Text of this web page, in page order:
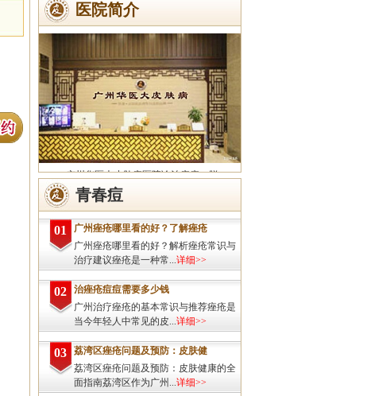
医院简介
广州华医大皮肤病医院诊治痤疮、脱
发、灰指甲、荨麻疹、湿疹、皮炎、斑秃、
皮肤过敏、扁平疣、带状疱疹、皮肤瘙痒、
皮肤过敏等皮肤疾病的治疗方面...详细>>
青春痘
01
广州痤疮哪里看的好？了解痤疮
广州痤疮哪里看的好？解析痤疮常识与
治疗建议痤疮是一种常...详细>>
02
治痤疮痘痘需要多少钱
广州治疗痤疮的基本常识与推荐痤疮是
当今年轻人中常见的皮...详细>>
03
荔湾区痤疮问题及预防：皮肤健
荔湾区痤疮问题及预防：皮肤健康的全
面指南荔湾区作为广州...详细>>